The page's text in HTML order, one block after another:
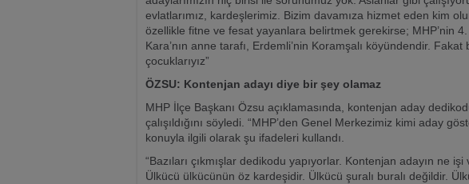
evlatlarımız, kardeşlerimiz. Bizim davamıza hizmet eden kim
özellikle fitne ve fesat yayanlara belirtmek gerekirse; MHP’nin 4.
Kara’nın anne tarafı, Erdemli’nin Koramşalı köyündendir.
çocuklarıyız”
ÖZSU: Kontenjan adayı diye bir şey olamaz
MHP İlçe Başkanı Özsu açıklamasında, kontenjan aday
çalışıldığını söyledi. “MHP’den Genel Merkezimiz kimi aday
konuyla ilgili olarak şu ifadeleri kullandı.
“Bazıları çıkmışlar dedikodu yapıyorlar. Kontenjan adayın ne
Ülkücü ülkücünün öz kardeşidir. Ülkücü şuralı buralı değildir.